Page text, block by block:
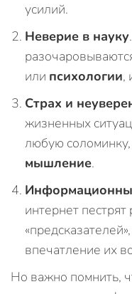
усилий.
Неверие в науку
или психологии,
Страх и
жизненных
любую
мышление.
интернет
впечатление их
Но важно помнить,